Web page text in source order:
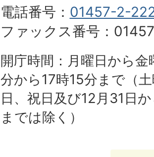
電話番号： 01457-2-
ファックス番号：
開庁時間：月曜日から
分から17時15分まで（
日、祝日及び12月31日
までは除く）